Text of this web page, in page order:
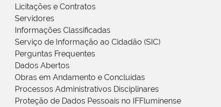
Licitações e Contratos
Servidores
Informações Classificadas
Serviço de Informação ao Cidadão (SIC)
Perguntas Frequentes
Dados Abertos
Obras em Andamento e Concluídas
Processos Administrativos Disciplinares
Proteção de Dados Pessoais no IFFluminense